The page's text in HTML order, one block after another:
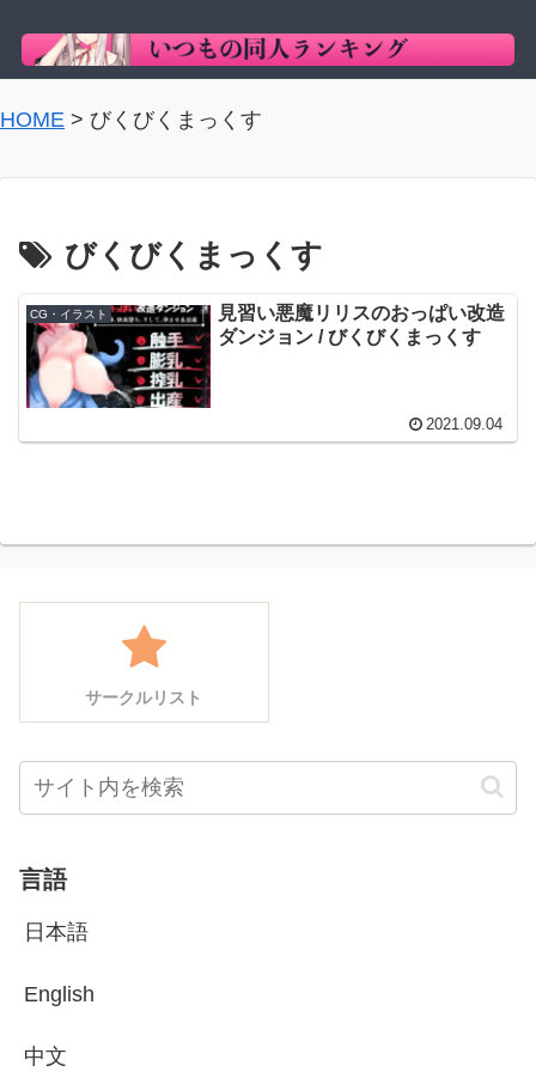
HOME > びくびくまっくす
びくびくまっくす
CG・イラスト
見習い悪魔リリスのおっぱい改造
ダンジョン / びくびくまっくす
2021.09.04
サークルリスト
言語
日本語
English
中文